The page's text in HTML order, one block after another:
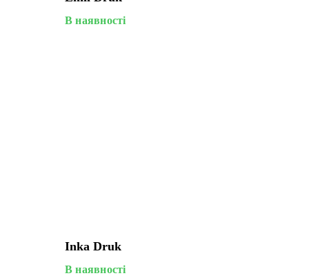
В наявності
Inka Druk
В наявності